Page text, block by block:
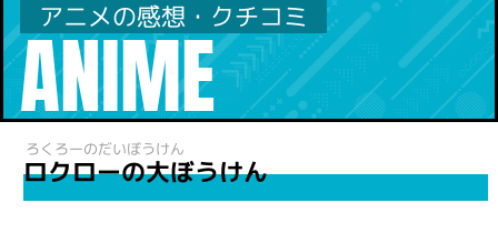
アニメの感想・クチコミ
ANIME
ろくろーのだいぼうけん
ロクローの大ぼうけん